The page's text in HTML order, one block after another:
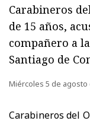
Carabineros
de 15 años,
compañero a
Santiago de
Miércoles 5 de agosto
Carabineros del